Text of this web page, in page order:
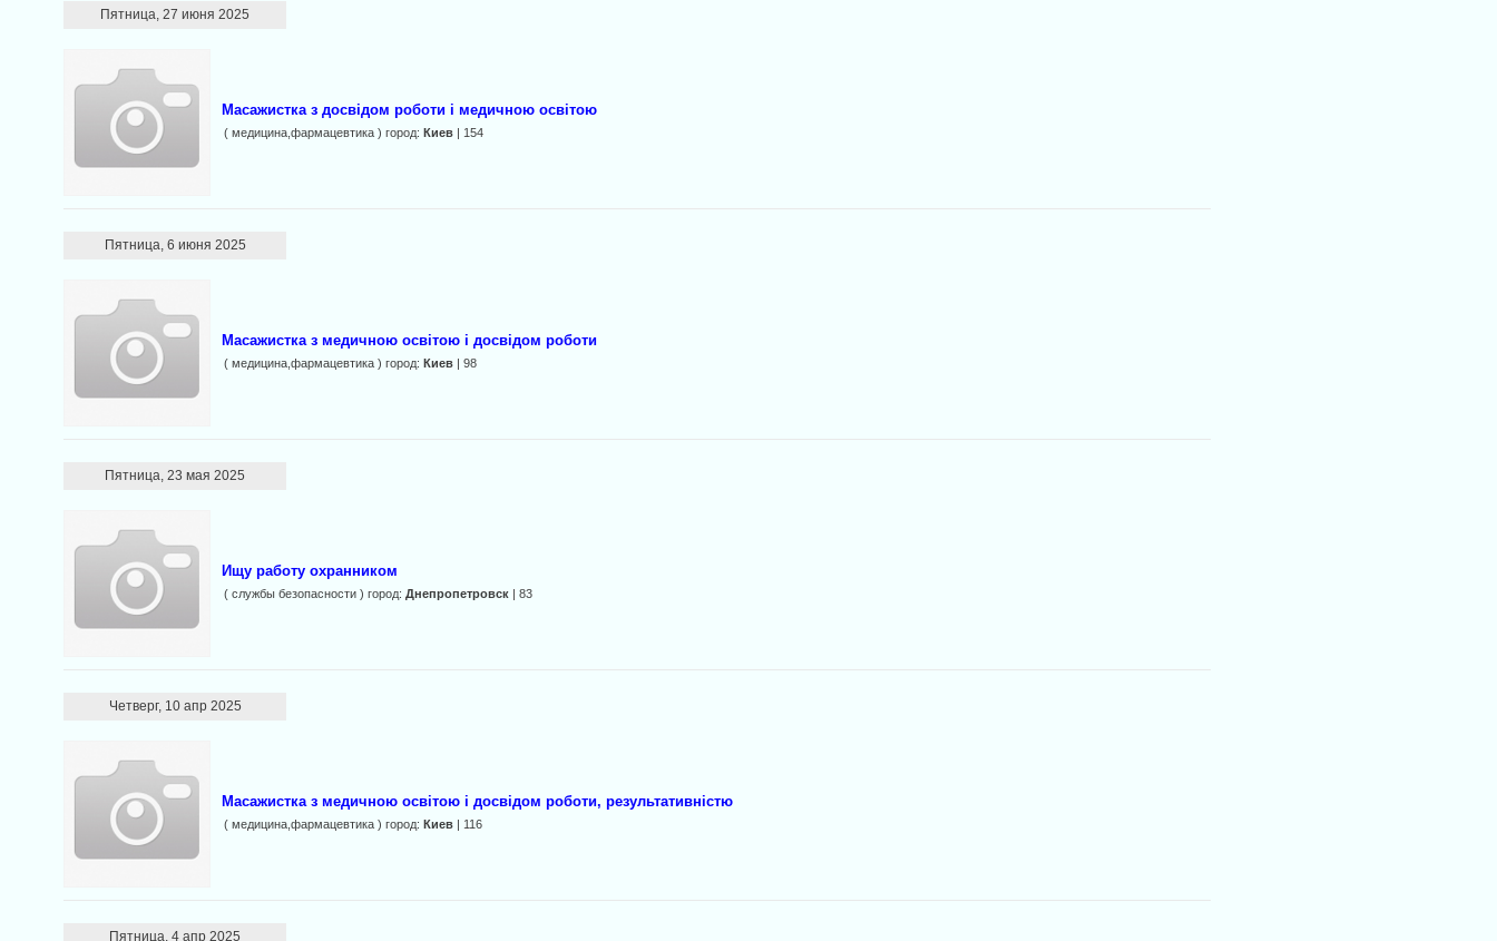
Пятница, 27 июня 2025
Масажистка з досвідом роботи і медичною освітою
( медицина,фармацевтика ) город:Киев | 154
Пятница, 6 июня 2025
Масажистка з медичною освітою і досвідом роботи
( медицина,фармацевтика ) город:Киев | 98
Пятница, 23 мая 2025
Ищу работу охранником
( службы безопасности ) город:Днепропетровск | 83
Четверг, 10 апр 2025
Масажистка з медичною освітою і досвідом роботи, результативністю
( медицина,фармацевтика ) город:Киев | 116
Пятница, 4 апр 2025